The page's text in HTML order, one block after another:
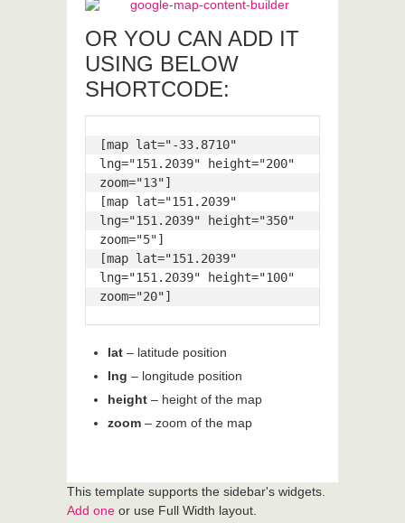
OR YOU CAN ADD IT
USING BELOW
SHORTCODE:
[map lat="-33.8710"
lng="151.2039" height="200"
zoom="13"]
[map lat="151.2039"
lng="151.2039" height="350"
zoom="5"]
[map lat="151.2039"
lng="151.2039" height="100"
zoom="20"]
lat – latitude position
lng – longitude position
height – height of the map
zoom – zoom of the map
This template supports the sidebar's widgets.
Add one or use Full Width layout.